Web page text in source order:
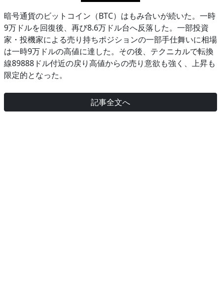
暗号通貨のビットコイン（BTC）はもみ合いが続いた。一時
9万ドルを回復後、再び8.6万ドル台へ反落した。一部投資
家・投機家による売り持ちポジションの一部手仕舞いに相場
は一時9万ドルの高値に達した。その後、テクニカルで転換
線89888ドル付近の戻り高値からの売り意欲も強く、上昇も
限定的となった。
記事全文へ